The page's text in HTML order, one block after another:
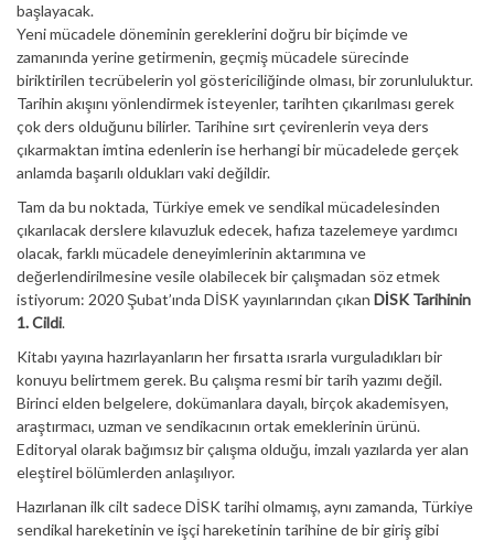
başlayacak.
Yeni mücadele döneminin gereklerini doğru bir biçimde ve
zamanında yerine getirmenin, geçmiş mücadele sürecinde
biriktirilen tecrübelerin yol göstericiliğinde olması, bir zorunluluktur.
Tarihin akışını yönlendirmek isteyenler, tarihten çıkarılması gerek
çok ders olduğunu bilirler. Tarihine sırt çevirenlerin veya ders
çıkarmaktan imtina edenlerin ise herhangi bir mücadelede gerçek
anlamda başarılı oldukları vaki değildir.
Tam da bu noktada, Türkiye emek ve sendikal mücadelesinden
çıkarılacak derslere kılavuzluk edecek, hafıza tazelemeye yardımcı
olacak, farklı mücadele deneyimlerinin aktarımına ve
değerlendirilmesine vesile olabilecek bir çalışmadan söz etmek
istiyorum: 2020 Şubat’ında DİSK yayınlarından çıkan DİSK Tarihinin
1. Cildi.
Kitabı yayına hazırlayanların her fırsatta ısrarla vurguladıkları bir
konuyu belirtmem gerek. Bu çalışma resmi bir tarih yazımı değil.
Birinci elden belgelere, dokümanlara dayalı, birçok akademisyen,
araştırmacı, uzman ve sendikacının ortak emeklerinin ürünü.
Editoryal olarak bağımsız bir çalışma olduğu, imzalı yazılarda yer alan
eleştirel bölümlerden anlaşılıyor.
Hazırlanan ilk cilt sadece DİSK tarihi olmamış, aynı zamanda, Türkiye
sendikal hareketinin ve işçi hareketinin tarihine de bir giriş gibi